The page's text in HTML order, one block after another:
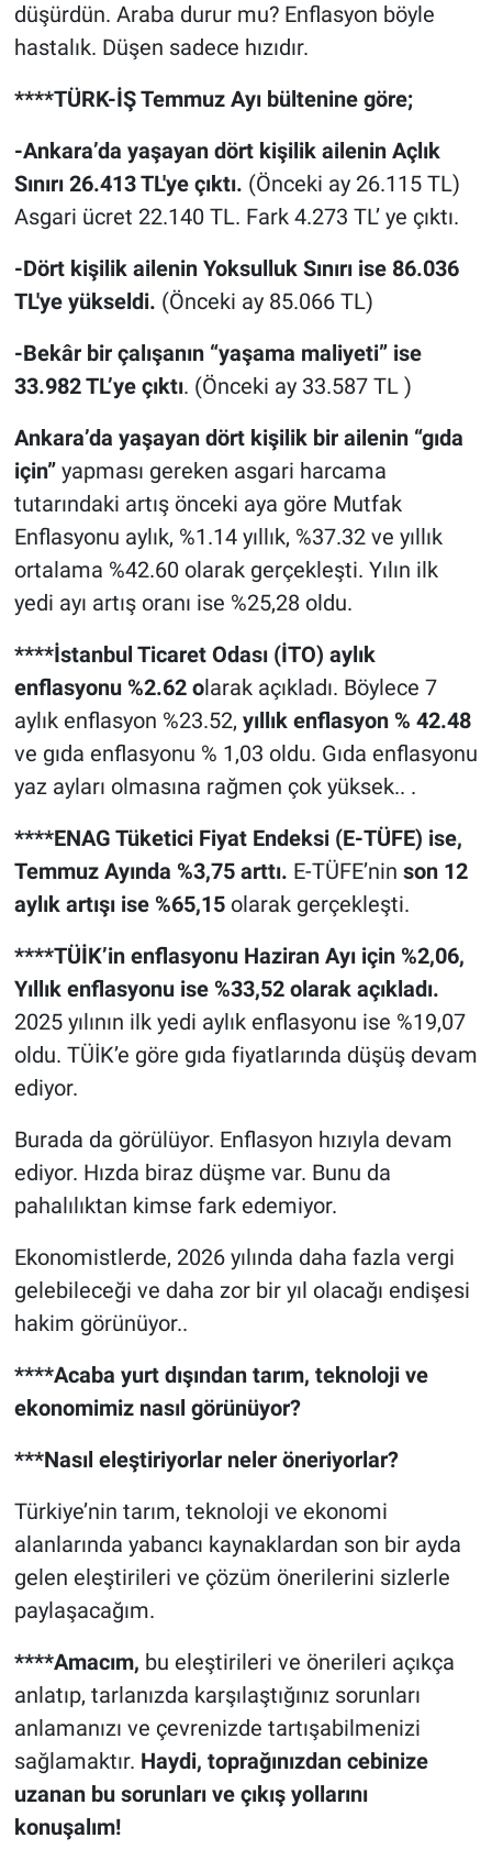
düşürdün. Araba durur mu? Enflasyon böyle
hastalık. Düşen sadece hızıdır.
****TÜRK-İŞ Temmuz Ayı bültenine göre;
-Ankara’da yaşayan dört kişilik ailenin Açlık
Sınırı 26.413 TL'ye çıktı. (Önceki ay 26.115 TL)
Asgari ücret 22.140 TL. Fark 4.273 TL’ ye çıktı.
-Dört kişilik ailenin Yoksulluk Sınırı ise 86.036
TL'ye yükseldi. (Önceki ay 85.066 TL)
-Bekâr bir çalışanın “yaşama maliyeti” ise
33.982 TL’ye çıktı. (Önceki ay 33.587 TL )
Ankara’da yaşayan dört kişilik bir ailenin “gıda
için”yapması gereken asgari harcama
tutarındaki artış önceki aya göre Mutfak
Enflasyonu aylık, %1.14 yıllık, %37.32 ve yıllık
ortalama %42.60 olarak gerçekleşti. Yılın ilk
yedi ayı artış oranı ise %25,28 oldu.
****İstanbul Ticaret Odası (İTO) aylık
enflasyonu %2.62 olarak açıkladı. Böylece 7
aylık enflasyon %23.52, yıllık enflasyon % 42.48
ve gıda enflasyonu % 1,03 oldu. Gıda enflasyonu
yaz ayları olmasına rağmen çok yüksek.. .
****ENAG Tüketici Fiyat Endeksi (E-TÜFE) ise,
Temmuz Ayında %3,75 arttı. E-TÜFE’nin son 12
aylık artışı ise %65,15olarak gerçekleşti.
****TÜİK’in enflasyonu Haziran Ayı için %2,06,
Yıllık enflasyonu ise %33,52 olarak açıkladı.
2025 yılının ilk yedi aylık enflasyonu ise %19,07
oldu. TÜİK’e göre gıda fiyatlarında düşüş devam
ediyor.
Burada da görülüyor. Enflasyon hızıyla devam
ediyor. Hızda biraz düşme var. Bunu da
pahalılıktan kimse fark edemiyor.
Ekonomistlerde, 2026 yılında daha fazla vergi
gelebileceği ve daha zor bir yıl olacağı endişesi
hakim görünüyor..
****Acaba yurt dışından tarım, teknoloji ve
ekonomimiz nasıl görünüyor?
***Nasıl eleştiriyorlar neler öneriyorlar?
Türkiye’nin tarım, teknoloji ve ekonomi
alanlarında yabancı kaynaklardan son bir ayda
gelen eleştirileri ve çözüm önerilerini sizlerle
paylaşacağım.
****Amacım, bu eleştirileri ve önerileri açıkça
anlatıp, tarlanızda karşılaştığınız sorunları
anlamanızı ve çevrenizde tartışabilmenizi
sağlamaktır. Haydi, toprağınızdan cebinize
uzanan bu sorunları ve çıkış yollarını
konuşalım!